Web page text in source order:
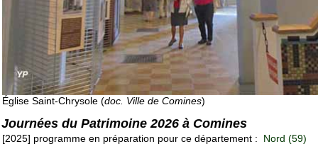
Église Saint-Chrysole (doc. Ville de Comines)
Journées du Patrimoine 2026 à Comines
[2025] programme en préparation pour ce département : Nord (59)